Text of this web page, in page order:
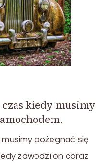
kiedy musimy
pożegnać się
zawodzi on coraz